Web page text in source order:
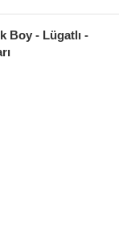
Boy - Lügatlı -